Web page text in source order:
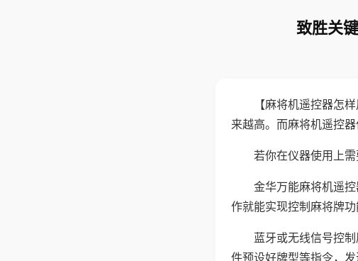
致胜关
【麻将机遥控器怎
来越高。而麻将机遥控
若你在仪器使用上
金华万能麻将机遥
作就能实现控制麻将牌功
蓝牙或无线信号控
件预设好牌型等指令，